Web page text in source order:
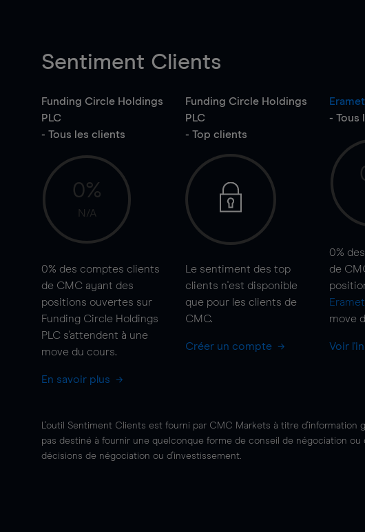
Sentiment Clients
Funding Circle Holdings
PLC
- Tous les clients
0%
N/A
0% des comptes clients
de CMC ayant des
positions ouvertes sur
Funding Circle Holdings
PLC s'attendent à une
move du cours.
En savoir plus
Funding Circle Holdings
PLC
- Top clients
Le sentiment des top
clients n'est disponible
que pour les clients de
CMC.
Créer un compte
Eramet
- Tous
0%
de
Eramet
move
Voir
L'outil Sentiment Clients est fourni par CMC Markets à titre
pas destiné à fournir une quelconque forme de conseil de négociation
décisions de négociation ou d'investissement.